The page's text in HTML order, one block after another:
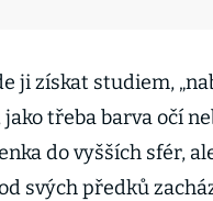
ji získat studiem,
třeba barva očí
do vyšších sfér,
svých předků